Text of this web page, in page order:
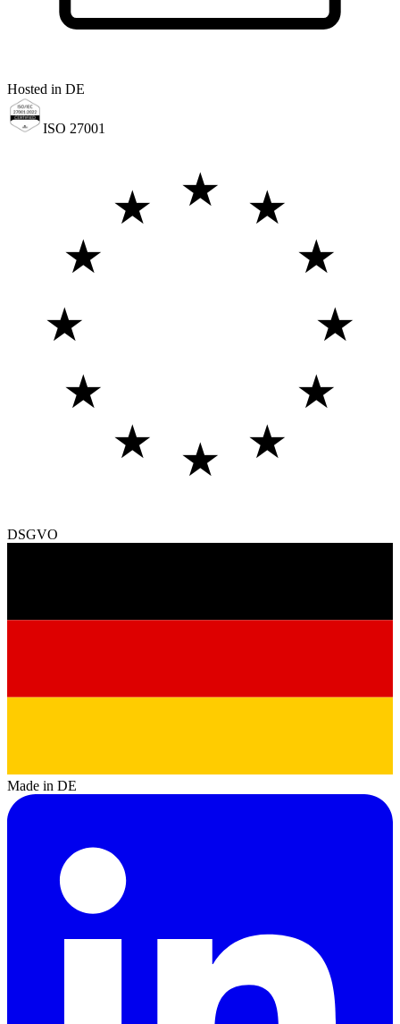
Hosted in DE
ISO 27001
★
★
★
★
★
★
★
★
★
★
★
★
DSGVO
Made in DE